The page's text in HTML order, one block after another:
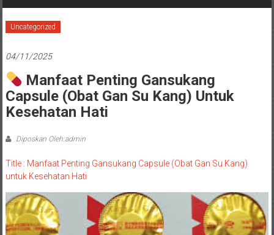
Uncategorized
04/11/2025
Manfaat Penting Gansukang
Capsule (Obat Gan Su Kang) Untuk
Kesehatan Hati
Diposkan Oleh:admin
Title : Manfaat Penting Gansukang Capsule (Obat Gan Su Kang)
untuk Kesehatan Hati